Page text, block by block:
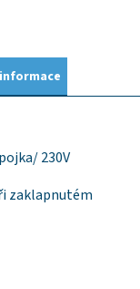
230V
zaklapnutém